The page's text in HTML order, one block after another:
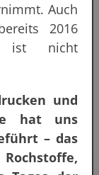
Auch
2016
ist nicht
und
hat uns
– das